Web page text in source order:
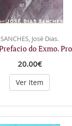
SANCHES, José Dias.
do Exmo.
20.00€
Ver Item